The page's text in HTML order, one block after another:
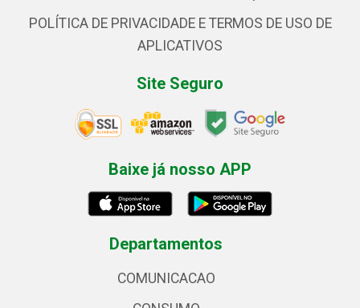
POLÍTICA DE PRIVACIDADE E TERMOS DE USO DE
APLICATIVOS
Site Seguro
Baixe já nosso APP
Departamentos
COMUNICACAO